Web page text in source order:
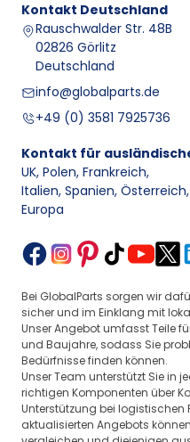
Kontakt Deutschland
Rauschwalder Str. 48B
02826 Görlitz
Deutschland
info@globalparts.de
+49 (0) 3581 7925736
Kontakt für
UK, Polen, Frankreich,
Italien, Spanien, Österreich,
Europa
Bei GlobalParts sorgen wir
sicher und im Einklang mit
Unser Angebot umfasst Teile
und Baujahre, sodass Sie
Bedürfnisse finden können.
Unser Team unterstützt Sie in
richtigen Komponenten über
Unterstützung bei logistischen
aktualisierten Angebots